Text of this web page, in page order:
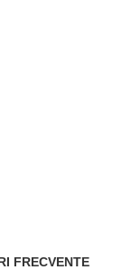
FRECVENTE